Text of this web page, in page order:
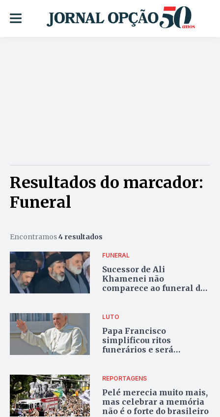
Resultados do marcador:
Funeral
Encontramos4 resultados
FUNERAL
Sucessor de Ali
Khamenei não
comparece ao funeral do
LUTO
Papa Francisco
simplificou ritos
funerários e será
REPORTAGENS
Pelé merecia muito mais,
mas celebrar a memória
não é o forte do brasileiro